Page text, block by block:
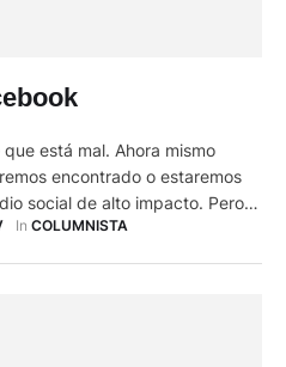
está mal. Ahora mismo
encontrado o estaremos
social de alto impacto. Pero
inmediato, sin mucha prisa
In COLUMNISTA